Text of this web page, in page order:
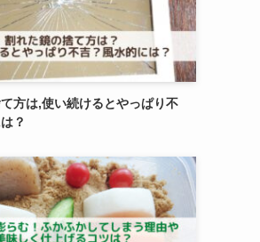
方は,使い続けるとやっぱり不
？